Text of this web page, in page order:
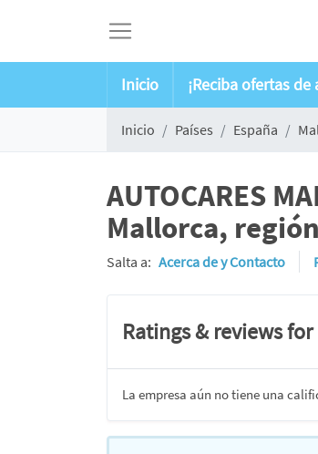
Inicio ¡Reciba ofertas
Inicio Países España
AUTOCARES
Mallorca, región
Salta a: Acerca de y Contacto
Ratings & reviews
La empresa aún no tiene una